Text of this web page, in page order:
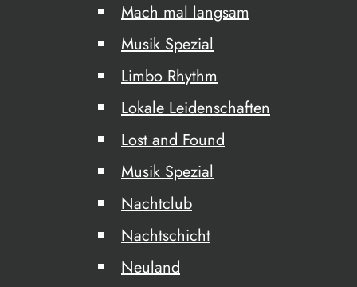
Mach mal langsam
Musik Spezial
Limbo Rhythm
Lokale Leidenschaften
Lost and Found
Musik Spezial
Nachtclub
Nachtschicht
Neuland